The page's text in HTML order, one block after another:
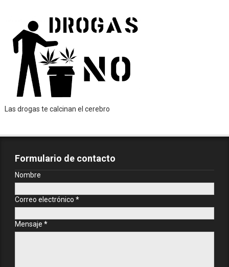
Las drogas te calcinan el cerebro
Formulario de contacto
Nombre
Correo electrónico *
Mensaje *